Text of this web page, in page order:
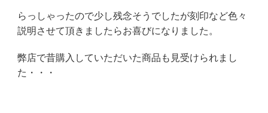
らっしゃったので少し残念そうでしたが刻印など色々
説明させて頂きましたらお喜びになりました。
弊店で昔購入していただいた商品も見受けられまし
た・・・